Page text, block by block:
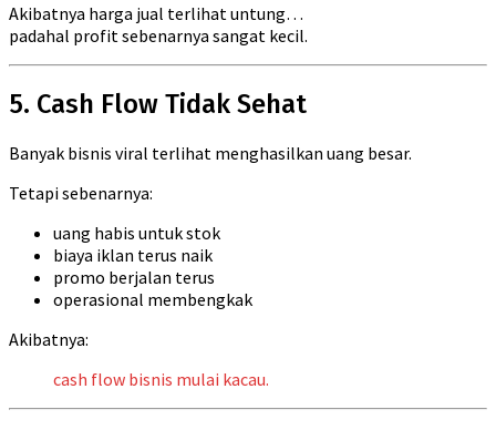
Akibatnya harga jual terlihat untung…
padahal profit sebenarnya sangat kecil.
5. Cash Flow Tidak Sehat
Banyak bisnis viral terlihat menghasilkan uang besar.
Tetapi sebenarnya:
uang habis untuk stok
biaya iklan terus naik
promo berjalan terus
operasional membengkak
Akibatnya:
cash flow bisnis mulai kacau.